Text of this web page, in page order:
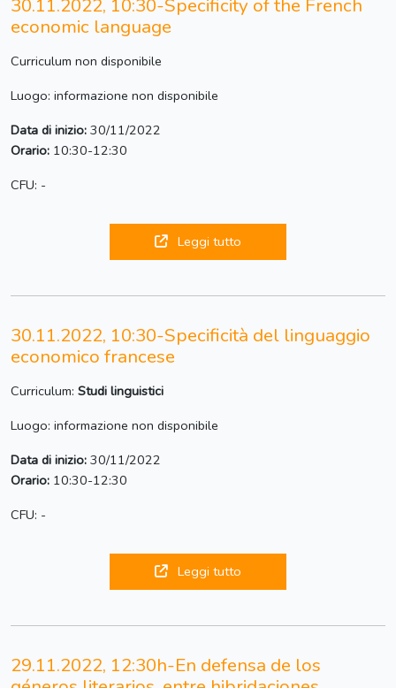
30.11.2022, 10:30-Specificity of the French
economic language
Curriculum non disponibile
Luogo: informazione non disponibile
Data di inizio: 30/11/2022
Orario: 10:30-12:30
CFU: -
Leggi tutto
30.11.2022, 10:30-Specificità del linguaggio
economico francese
Curriculum: Studi linguistici
Luogo: informazione non disponibile
Data di inizio: 30/11/2022
Orario: 10:30-12:30
CFU: -
Leggi tutto
29.11.2022, 12:30h-En defensa de los